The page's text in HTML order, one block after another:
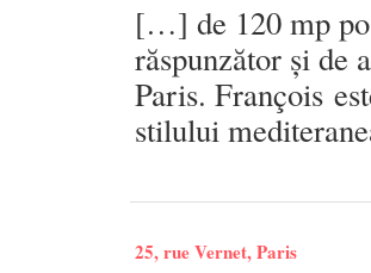
[…] de 120 mp
răspunzător și de
Paris. François
stilului
25, rue Vernet, Paris